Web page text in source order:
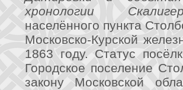
хронологии
населённого пункта
Московско-Курской
1863 году. Статус
Городское поселение
закону Московской